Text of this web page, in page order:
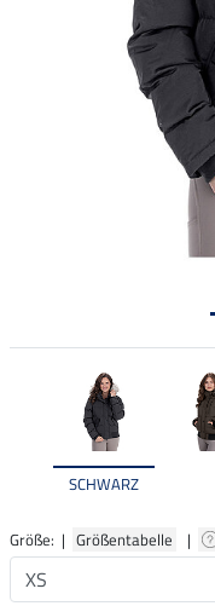
SCHWARZ
Größe: | Größentabelle |